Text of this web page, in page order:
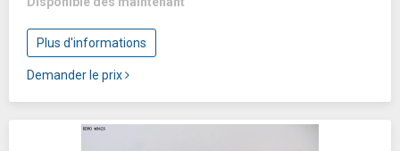
Plus d'informations
Demander le prix